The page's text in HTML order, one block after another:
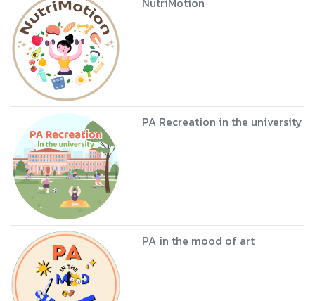
PA Recreation in the university
PA in the mood of art